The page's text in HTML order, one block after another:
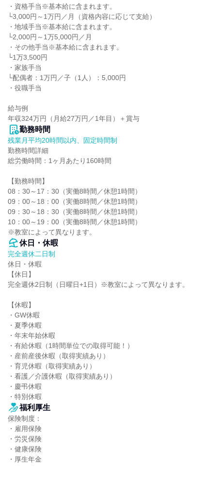
・資格手当※基本給に含まれます。
└3,000円～1万円／月（資格内容に応じて支給）
・地域手当※基本給に含まれます。
└2,000円～1万5,000円／月
・その他手当※基本給に含まれます。
└1万3,500円
・家族手当
└配偶者：1万円／子（1人）：5,000円
・役職手当
給与例
年収324万円（月給27万円／1年目）＋賞与
勤務時間
残業月平均20時間以内、固定時間制
勤務時間詳細
総労働時間：1ヶ月あたり160時間
【勤務時間】
08：30～17：30（実働8時間／休憩1時間）
09：00～18：00（実働8時間／休憩1時間）
09：30～18：30（実働8時間／休憩1時間）
10：00～19：00（実働8時間／休憩1時間）
※教室によって異なります。
休日・休暇
完全週休二日制
休日・休暇
【休日】
完全週休2日制（日曜日+1日）※教室によって異なります。
【休暇】
・GW休暇
・夏季休暇
・年末年始休暇
・有給休暇（1時間単位での取得可能！）
・産前産後休暇（取得実績あり）
・育児休暇（取得実績あり）
・看護／介護休暇（取得実績あり）
・慶弔休暇
・特別休暇
福利厚生
保険制度：
・雇用保険
・労災保険
・健康保険
・厚生年金